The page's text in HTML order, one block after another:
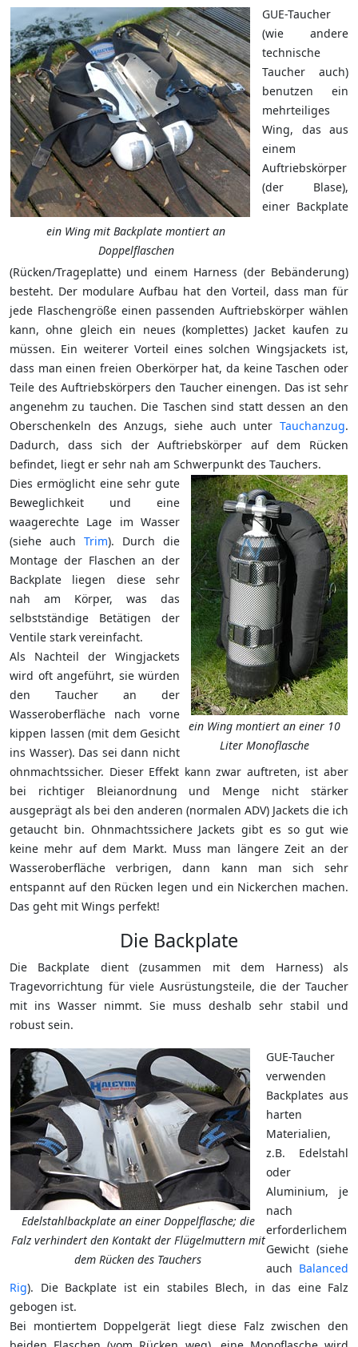
ein Wing mit Backplate montiert an
Doppelflaschen
GUE-Taucher
(wie andere
technische
Taucher auch)
benutzen ein
mehrteiliges
Wing, das aus
einem
Auftriebskörper
(der Blase),
einer Backplate
(Rücken/Trageplatte) und einem Harness (der Bebänderung)
besteht. Der modulare Aufbau hat den Vorteil, dass man für
jede Flaschengröße einen passenden Auftriebskörper wählen
kann, ohne gleich ein neues (komplettes) Jacket kaufen zu
müssen. Ein weiterer Vorteil eines solchen Wingsjackets ist,
dass man einen freien Oberkörper hat, da keine Taschen oder
Teile des Auftriebskörpers den Taucher einengen. Das ist sehr
angenehm zu tauchen. Die Taschen sind statt dessen an den
Oberschenkeln des Anzugs, siehe auch unter Tauchanzug.
Dadurch, dass sich der Auftriebskörper auf dem Rücken
befindet, liegt er sehr nah am Schwerpunkt des Tauchers.
ein Wing montiert an einer 10
Liter Monoflasche
Dies ermöglicht eine sehr gute
Beweglichkeit und eine
waagerechte Lage im Wasser
(siehe auch Trim). Durch die
Montage der Flaschen an der
Backplate liegen diese sehr
nah am Körper, was das
selbstständige Betätigen der
Ventile stark vereinfacht.
Als Nachteil der Wingjackets
wird oft angeführt, sie würden
den Taucher an der
Wasseroberfläche nach vorne
kippen lassen (mit dem Gesicht
ins Wasser). Das sei dann nicht
ohnmachtssicher. Dieser Effekt kann zwar auftreten, ist aber
bei richtiger Bleianordnung und Menge nicht stärker
ausgeprägt als bei den anderen (normalen ADV) Jackets die ich
getaucht bin. Ohnmachtssichere Jackets gibt es so gut wie
keine mehr auf dem Markt. Muss man längere Zeit an der
Wasseroberfläche verbrigen, dann kann man sich sehr
entspannt auf den Rücken legen und ein Nickerchen machen.
Das geht mit Wings perfekt!
Die Backplate
Die Backplate dient (zusammen mit dem Harness) als
Tragevorrichtung für viele Ausrüstungsteile, die der Taucher
mit ins Wasser nimmt. Sie muss deshalb sehr stabil und
robust sein.
Edelstahlbackplate an einer Doppelflasche; die
Falz verhindert den Kontakt der Flügelmuttern mit
dem Rücken des Tauchers
GUE-Taucher
verwenden
Backplates aus
harten
Materialien,
z.B. Edelstahl
oder
Aluminium, je
nach
erforderlichem
Gewicht (siehe
auch Balanced
Rig). Die Backplate ist ein stabiles Blech, in das eine Falz
gebogen ist.
Bei montiertem Doppelgerät liegt diese Falz zwischen den